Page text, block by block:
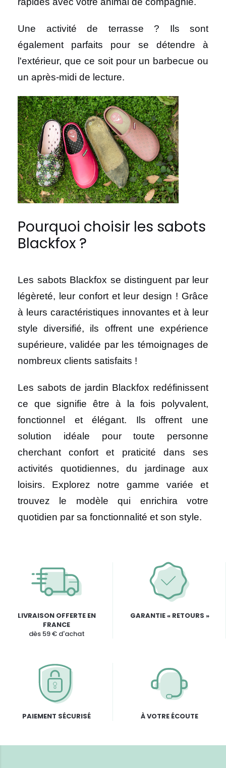
Une activité de terrasse ? Ils sont
également parfaits pour se détendre à
l'extérieur, que ce soit pour un barbecue ou
un après-midi de lecture.
Pourquoi choisir les sabots
Blackfox ?
Les sabots Blackfox se distinguent par leur
légèreté, leur confort et leur design ! Grâce
à leurs caractéristiques innovantes et à leur
style diversifié, ils offrent une expérience
supérieure, validée par les témoignages de
nombreux clients satisfaits !
Les sabots de jardin Blackfox redéfinissent
ce que signifie être à la fois polyvalent,
fonctionnel et élégant. Ils offrent une
solution idéale pour toute personne
cherchant confort et praticité dans ses
activités quotidiennes, du jardinage aux
loisirs. Explorez notre gamme variée et
trouvez le modèle qui enrichira votre
quotidien par sa fonctionnalité et son style.
LIVRAISON OFFERTE EN
FRANCE
dès 59 € d'achat
GARANTIE « RETOURS »
PAIEMENT SÉCURISÉ À VOTRE ÉCOUTE